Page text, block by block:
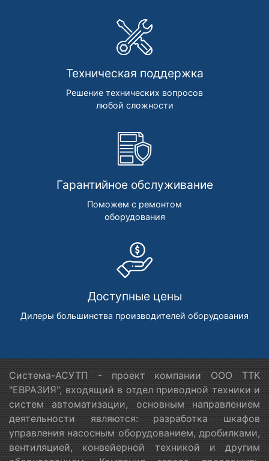
Техническая поддержка
Решение технических вопросов
любой сложности
Гарантийное обслуживание
Поможем с ремонтом
оборудования
Доступные цены
Дилеры большинства производителей оборудования
Система-АСУТП - проект компании ООО ТТК
"ЕВРАЗИЯ", входящий в отдел приводной техники и
систем автоматизации, основным направлением
деятельности являются: разработка шкафов
управления насосным оборудованием, дробилками,
вентиляцией, конвейерной техникой и другим